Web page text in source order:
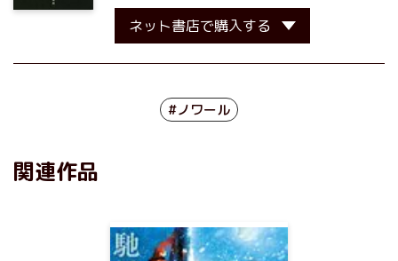
ネット書店で購入する
#ノワール
関連作品